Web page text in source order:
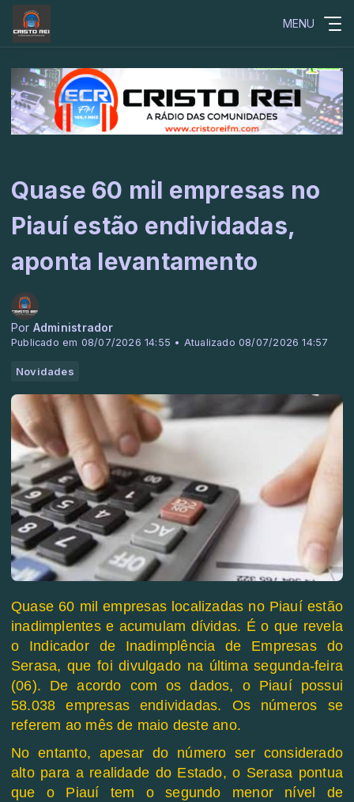
MENU
Quase 60 mil empresas no
Piauí estão endividadas,
aponta levantamento
Por Administrador
Publicado em 08/07/2026 14:55 • Atualizado 08/07/2026 14:57
Novidades
Quase 60 mil empresas localizadas no Piauí estão
inadimplentes e acumulam dívidas. É o que revela
o Indicador de Inadimplência de Empresas do
Serasa, que foi divulgado na última segunda-feira
(06). De acordo com os dados, o Piauí possui
58.038 empresas endividadas. Os números se
referem ao mês de maio deste ano.
No entanto, apesar do número ser considerado
alto para a realidade do Estado, o Serasa pontua
que o Piauí tem o segundo menor nível de